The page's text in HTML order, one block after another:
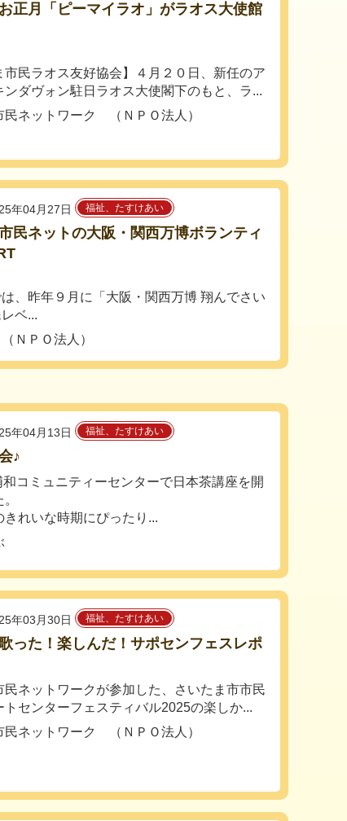
正月「ピーマイラオ」がラオス大使館
市民ラオス友好協会】４月２０日、新任のア
ンダヴォン駐日ラオス大使閣下のもと、ラ...
民ネットワーク （ＮＰＯ法人）
年04月27日 福祉、たすけあい
民ネットの大阪・関西万博ボランティ
、昨年９月に「大阪・関西万博 翔んでさい
ベ...
ＮＰＯ法人）
年04月13日 福祉、たすけあい
♪
和コミュニティーセンターで日本茶講座を開
きれいな時期にぴったり...
年03月30日 福祉、たすけあい
った！楽しんだ！サポセンフェスレポ
民ネットワークが参加した、さいたま市市民
トセンターフェスティバル2025の楽しか...
民ネットワーク （ＮＰＯ法人）